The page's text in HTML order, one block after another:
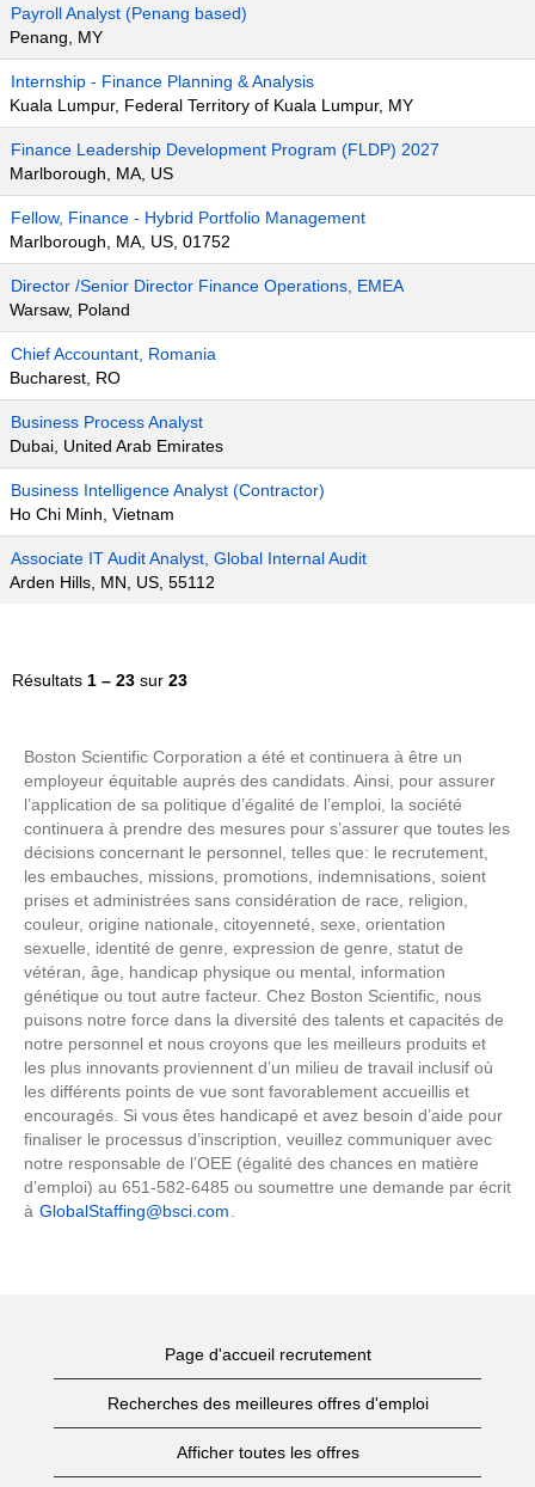
Payroll Analyst (Penang based)
Penang, MY
Internship - Finance Planning & Analysis
Kuala Lumpur, Federal Territory of Kuala Lumpur, MY
Finance Leadership Development Program (FLDP) 2027
Marlborough, MA, US
Fellow, Finance - Hybrid Portfolio Management
Marlborough, MA, US, 01752
Director /Senior Director Finance Operations, EMEA
Warsaw, Poland
Chief Accountant, Romania
Bucharest, RO
Business Process Analyst
Dubai, United Arab Emirates
Business Intelligence Analyst (Contractor)
Ho Chi Minh, Vietnam
Associate IT Audit Analyst, Global Internal Audit
Arden Hills, MN, US, 55112
Résultats 1 – 23 sur 23
Boston Scientific Corporation a été et continuera à être un
employeur équitable auprés des candidats. Ainsi, pour assurer
l’application de sa politique d’égalité de l’emploi, la société
continuera à prendre des mesures pour s’assurer que toutes les
décisions concernant le personnel, telles que: le recrutement,
les embauches, missions, promotions, indemnisations, soient
prises et administrées sans considération de race, religion,
couleur, origine nationale, citoyenneté, sexe, orientation
sexuelle, identité de genre, expression de genre, statut de
vétéran, âge, handicap physique ou mental, information
génétique ou tout autre facteur. Chez Boston Scientific, nous
puisons notre force dans la diversité des talents et capacités de
notre personnel et nous croyons que les meilleurs produits et
les plus innovants proviennent d’un milieu de travail inclusif où
les différents points de vue sont favorablement accueillis et
encouragés. Si vous êtes handicapé et avez besoin d’aide pour
finaliser le processus d’inscription, veuillez communiquer avec
notre responsable de l’OEE (égalité des chances en matière
d’emploi) au 651-582-6485 ou soumettre une demande par écrit
à GlobalStaffing@bsci.com
Page d'accueil recrutement
Recherches des meilleures offres d'emploi
Afficher toutes les offres